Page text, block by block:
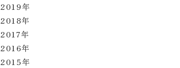
2019年
2018年
2017年
2016年
2015年